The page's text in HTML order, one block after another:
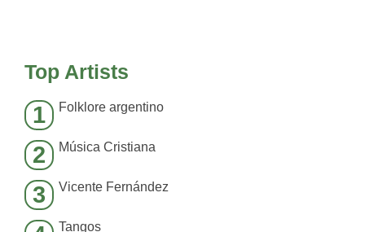
Top Artists
1 Folklore argentino
2 Música Cristiana
3 Vicente Fernández
Tangos